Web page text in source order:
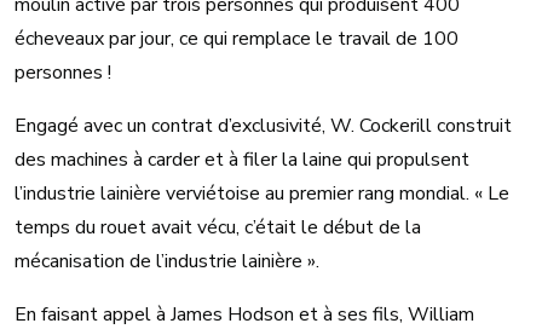
moulin activé par trois personnes qui produisent 400
écheveaux par jour, ce qui remplace le travail de 100
personnes !
Engagé avec un contrat d’exclusivité, W. Cockerill construit
des machines à carder et à filer la laine qui propulsent
l’industrie lainière verviétoise au premier rang mondial. « Le
temps du rouet avait vécu, c’était le début de la
mécanisation de l’industrie lainière ».
En faisant appel à James Hodson et à ses fils, William